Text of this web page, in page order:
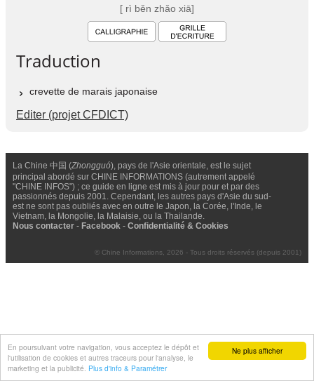
Ne plus afficher
En poursuivant votre navigation, vous acceptez le dépôt et
l'utilisation de cookies et autres traceurs pour l'analyse, le
marketing et la publicité. Plus d'info & Paramétrer
[ rì běn zhǎo xiā]
Traduction
crevette de marais japonaise
Editer (projet CFDICT)
La Chine 中国 (Zhongguó), pays de l'Asie orientale, est le sujet
principal abordé sur CHINE INFORMATIONS (autrement appelé
"CHINE INFOS") ; ce guide en ligne est mis à jour pour et par des
passionnés depuis 2001. Cependant, les autres pays d'Asie du sud-
est ne sont pas oubliés avec en outre le Japon, la Corée, l'Inde, le
Vietnam, la Mongolie, la Malaisie, ou la Thailande.
Nous contacter - Facebook - Confidentialité & Cookies
© Chine Informations, 2026 - Tous droits réservés (depuis 2001)